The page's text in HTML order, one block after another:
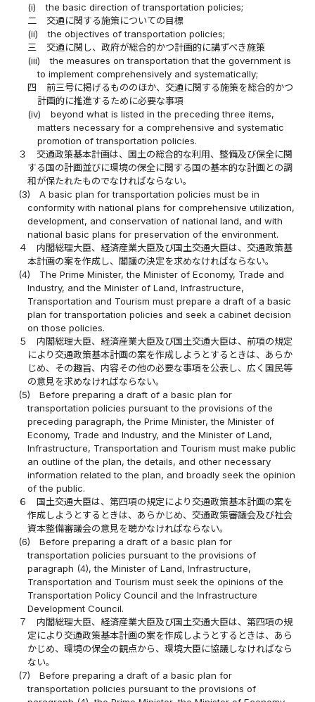
(i)
the basic direction of transportation policies;
二
交通に関する施策についての目標
(ii)
the objectives of transportation policies;
三
交通に関し、政府が総合的かつ計画的に講ずべき施策
(iii)
the measures on transportation that the government is
to implement comprehensively and systematically;
四
前三号に掲げるもののほか、交通に関する施策を総合的かつ
計画的に推進するために必要な事項
(iv)
beyond what is listed in the preceding three items,
matters necessary for a comprehensive and systematic
promotion of transportation policies.
３
交通政策基本計画は、国土の総合的な利用、整備及び保全に関
する国の計画並びに環境の保全に関する国の基本的な計画との調
和が保たれたものでなければならない。
(3)
A basic plan for transportation policies must be in
conformity with national plans for comprehensive utilization,
development, and conservation of national land, and with
national basic plans for preservation of the environment.
４
内閣総理大臣、経済産業大臣及び国土交通大臣は、交通政策基
本計画の案を作成し、閣議の決定を求めなければならない。
(4)
The Prime Minister, the Minister of Economy, Trade and
Industry, and the Minister of Land, Infrastructure,
Transportation and Tourism must prepare a draft of a basic
plan for transportation policies and seek a cabinet decision
on those policies.
５
内閣総理大臣、経済産業大臣及び国土交通大臣は、前項の規定
により交通政策基本計画の案を作成しようとするときは、あらか
じめ、その趣旨、内容その他の必要な事項を公表し、広く国民等
の意見を求めなければならない。
(5)
Before preparing a draft of a basic plan for
transportation policies pursuant to the provisions of the
preceding paragraph, the Prime Minister, the Minister of
Economy, Trade and Industry, and the Minister of Land,
Infrastructure, Transportation and Tourism must make public
an outline of the plan, the details, and other necessary
information related to the plan, and broadly seek the opinion
of the public.
６
国土交通大臣は、第四項の規定により交通政策基本計画の案を
作成しようとするときは、あらかじめ、交通政策審議会及び社会
資本整備審議会の意見を聴かなければならない。
(6)
Before preparing a draft of a basic plan for
transportation policies pursuant to the provisions of
paragraph (4), the Minister of Land, Infrastructure,
Transportation and Tourism must seek the opinions of the
Transportation Policy Council and the Infrastructure
Development Council.
７
内閣総理大臣、経済産業大臣及び国土交通大臣は、第四項の規
定により交通政策基本計画の案を作成しようとするときは、あら
かじめ、環境の保全の観点から、環境大臣に協議しなければなら
ない。
(7)
Before preparing a draft of a basic plan for
transportation policies pursuant to the provisions of